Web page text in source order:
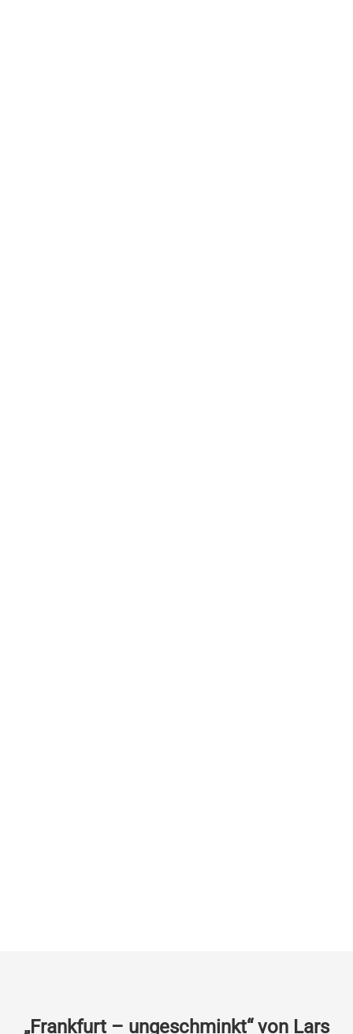
„Frankfurt – ungeschminkt“ von Lars